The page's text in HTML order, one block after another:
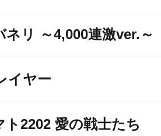
ネリ ～4,000連激ver.～
イヤー
ト2202 愛の戦士たち